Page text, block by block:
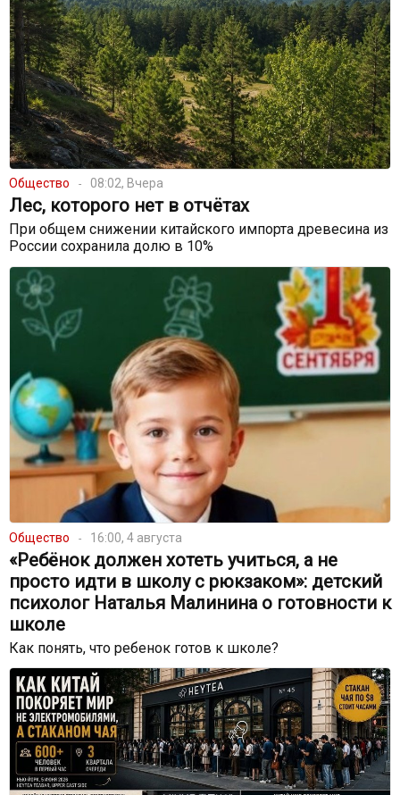
Общество 08:02, Вчера
Лес, которого нет в отчётах
При общем снижении китайского импорта древесина из
России сохранила долю в 10%
Общество 16:00, 4 августа
«Ребёнок должен хотеть учиться, а не
просто идти в школу с рюкзаком»: детский
психолог Наталья Малинина о готовности к
школе
Как понять, что ребенок готов к школе?